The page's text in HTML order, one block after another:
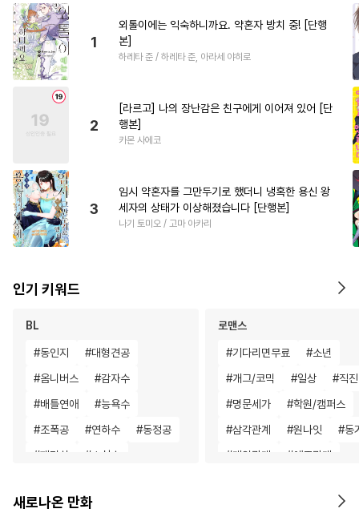
1
외톨이에는 익숙하니까요. 약혼자 방치 중! [단행
본]
하레타 준 / 하레타 준, 아라세 야히로
2
[라르고] 나의 장난감은 친구에게 이어져 있어 [단
행본]
카몬 사에코
3
임시 약혼자를 그만두기로 했더니 냉혹한 용신 왕
세자의 상태가 이상해졌습니다 [단행본]
나기 토미오 / 고마 아카리
인기 키워드
BL
#동인지 #대형견공
#옴니버스 #감자수
#배틀연애 #능욕수
#조폭공 #연하수 #동정공
#페티쉬 # 소심수
#리맨물 #짝사랑공
로맨스
#기다리면무료 #소년
#개그/코믹 #일상 #직
#명문세가 #학원/캠퍼스
#삼각관계 #원나잇 #동
#계약관계 #애증관계
첫경험
새로나온 만화